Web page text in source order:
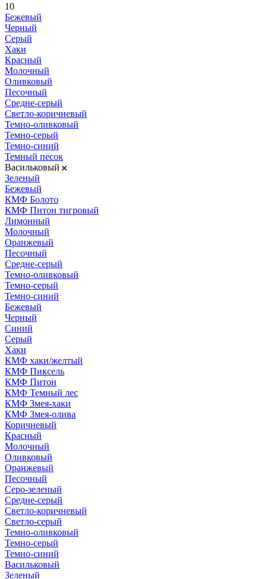
10
Бежевый
Черный
Серый
Хаки
Красный
Молочный
Оливковый
Песочный
Средне-серый
Светло-коричневый
Темно-оливковый
Темно-серый
Темно-синий
Темный песок
Васильковый
Зеленый
Бежевый
КМФ Болото
КМФ Питон тигровый
Лимонный
Молочный
Оранжевый
Песочный
Средне-серый
Темно-оливковый
Темно-серый
Темно-синий
Бежевый
Черный
Синий
Серый
Хаки
КМФ хаки/желтый
КМФ Пиксель
КМФ Питон
КМФ Темный лес
КМФ Змея-хаки
КМФ Змея-олива
Коричневый
Красный
Молочный
Оливковый
Оранжевый
Песочный
Серо-зеленый
Средне-серый
Светло-коричневый
Светло-серый
Темно-оливковый
Темно-серый
Темно-синий
Васильковый
Зеленый